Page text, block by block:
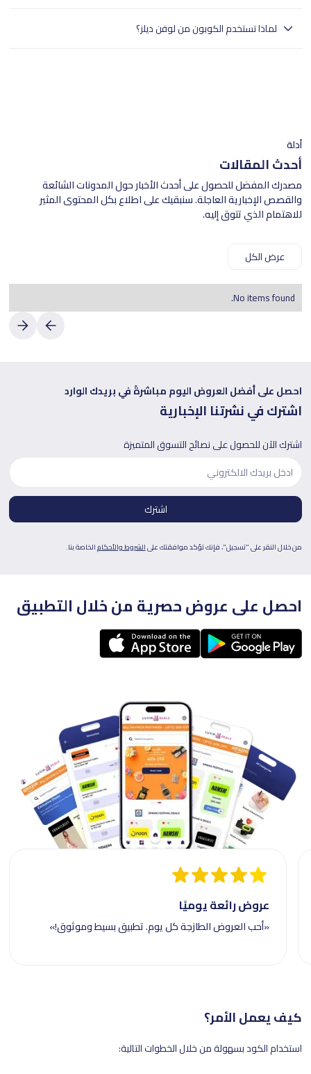
المبتكرة للطهي الصحي، لتجمع بين الجودة، الكفاءة، والتصميم العصري.
لماذا تستخدم الكوبون من لوفن ديلز؟
أدلة
أحدث المقالات
مصدرك المفضل للحصول على أحدث الأخبار حول المدونات الشائعة
والقصص الإخبارية العاجلة. سنبقيك على اطلاع بكل المحتوى المثير
للاهتمام الذي تتوق إليه.
عرض الكل
No items found.
احصل على أفضل العروض اليوم مباشرةً في بريدك الوارد
اشترك في نشرتنا الإخبارية
اشترك الآن للحصول على نصائح التسوق المتميزة
من خلال النقر على "تسجيل"، فإنك تؤكد موافقتك علىالشروط والأحكامالخاصة بنا.
احصل على عروض حصرية من خلال التطبيق
عروض رائعة يوميًا
«أحب العروض الطازجة كل يوم. تطبيق بسيط وموثوق!»
كيف يعمل الأمر؟
استخدام الكود بسهولة من خلال الخطوات التالية: